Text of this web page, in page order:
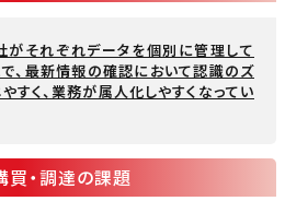
がそれぞれデータを個別に管理して
で、最新情報の確認において認識のズ
すく、業務が属人化しやすくなってい
買・調達の課題